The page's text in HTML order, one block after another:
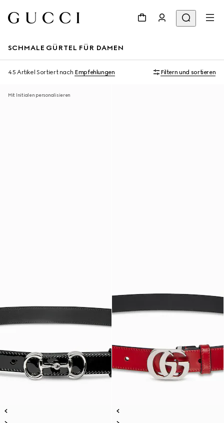
SCHMALE GÜRTEL FÜR DAMEN
45 Artikel Sortiert nach Empfehlungen Filtern und sortieren
Mit Initialen personalisieren